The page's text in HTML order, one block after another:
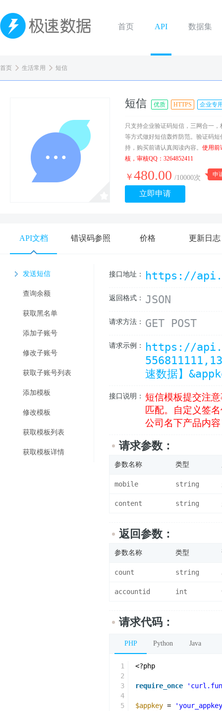
首页 API 数据集
首页 生活常用 短信
短信 优质 HTTPS 企业专
只支持企业验证码短信，三网合一
等方式做好短信轰炸防范。验证码
持，购买前请认真阅读内容。 使用前
核，审核QQ：3264852411
￥ 480.00 /10000次 申
立即申请
API文档 错误码参照 价格 更新日志
发送短信
查询余额
获取黑名单
添加子账号
修改子账号
获取子账号列表
添加模板
修改模板
获取模板列表
获取模板详情
接口地址： https://
返回格式： JSON
请求方法： GET POST
请求示例：
https://
速数据】
接口说明：
短信模板提交注
匹配。自定义签
公司名下产品内
请求参数：
参数名称 类型
mobile string
content string
返回参数：
参数名称 类型
count string
accountid int
请求代码：
PHP Python Java
1
2
3
4
5
<?php
require_once
$appkey =